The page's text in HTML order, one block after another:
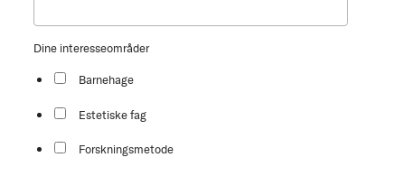
Dine interesseområder
Barnehage
Estetiske fag
Forskningsmetode